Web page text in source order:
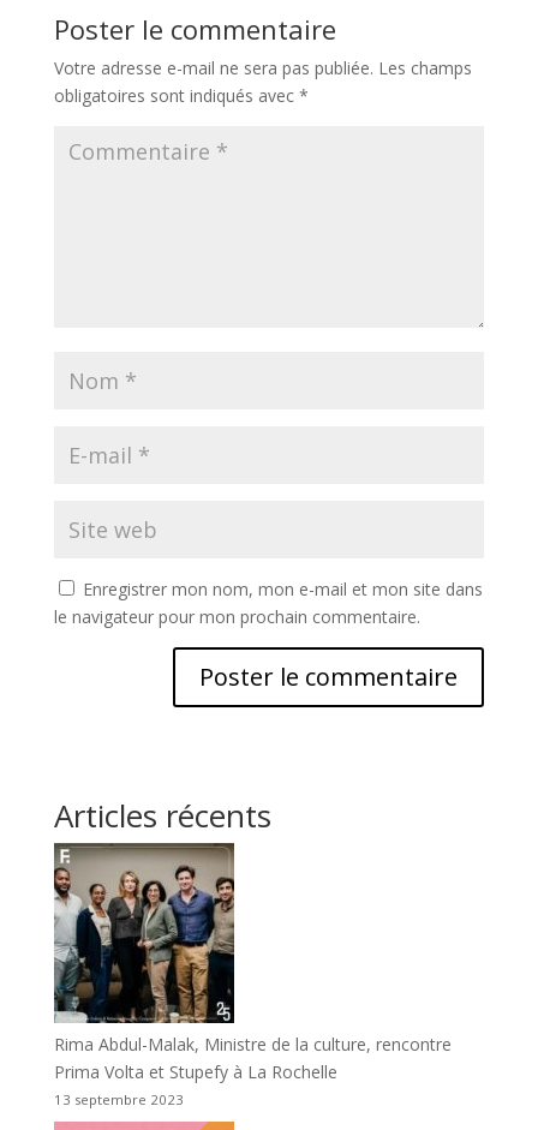
Poster le commentaire
Votre adresse e-mail ne sera pas publiée. Les champs
obligatoires sont indiqués avec *
Enregistrer mon nom, mon e-mail et mon site dans
le navigateur pour mon prochain commentaire.
Articles récents
Rima Abdul-Malak, Ministre de la culture, rencontre
Prima Volta et Stupefy à La Rochelle
13 septembre 2023